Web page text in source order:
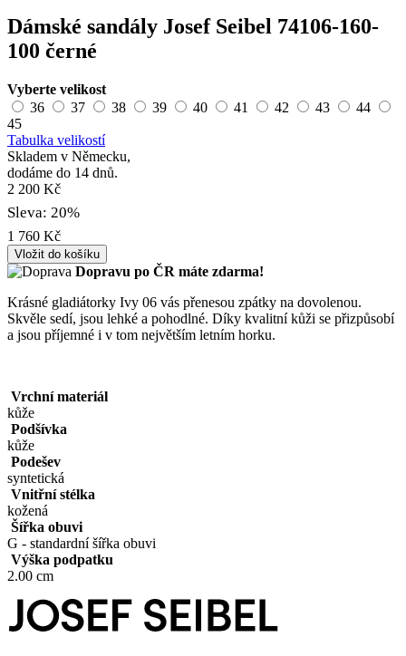
Dámské sandály Josef Seibel 74106-160-
100 černé
Vyberte velikost
36
37 38 39 40 41 42 43
44
45
Tabulka velikostí
Skladem v Německu,
dodáme do 14 dnů.
2 200 Kč
Sleva: 20%
1 760 Kč
Vložit do košíku
Dopravu po ČR máte zdarma!
Krásné gladiátorky Ivy 06 vás přenesou zpátky na dovolenou.
Skvěle sedí, jsou lehké a pohodlné. Díky kvalitní kůži se přizpůsobí
a jsou příjemné i v tom největším letním horku.
Vrchní materiál
kůže
Podšívka
kůže
Podešev
syntetická
Vnitřní stélka
kožená
Šířka obuvi
G - standardní šířka obuvi
Výška podpatku
2.00 cm